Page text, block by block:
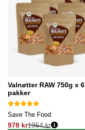
Valnøtter RAW 750g x 6
pakker
Save The Food
978 kr1954 kr